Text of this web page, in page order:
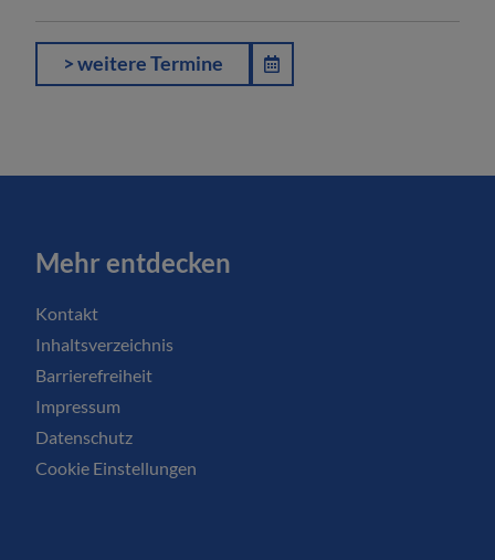
> weitere Termine
Mehr entdecken
Kontakt
Inhaltsverzeichnis
Barrierefreiheit
Impressum
Datenschutz
Cookie Einstellungen